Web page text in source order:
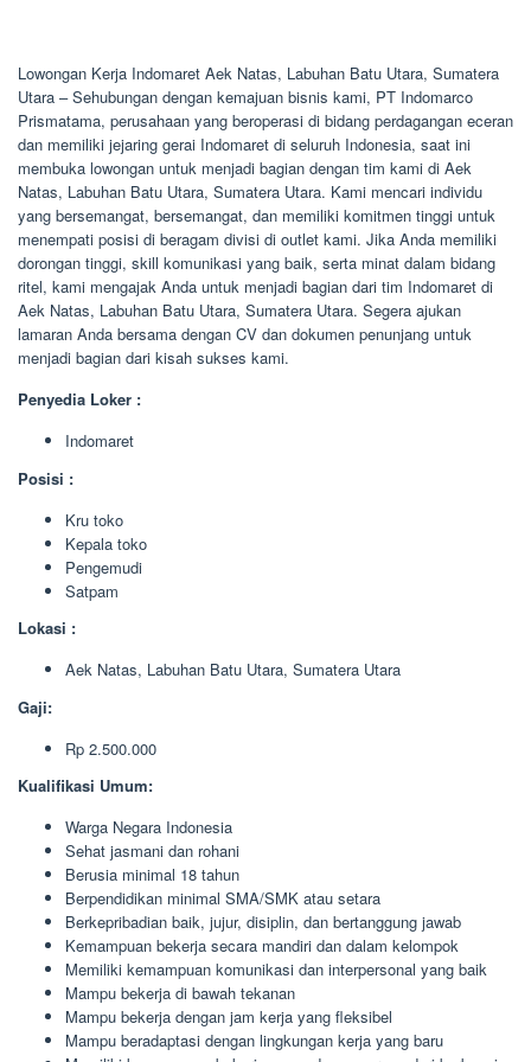
Lowongan Kerja Indomaret Aek Natas, Labuhan Batu Utara, Sumatera
Utara – Sehubungan dengan kemajuan bisnis kami, PT Indomarco
Prismatama, perusahaan yang beroperasi di bidang perdagangan eceran
dan memiliki jejaring gerai Indomaret di seluruh Indonesia, saat ini
membuka lowongan untuk menjadi bagian dengan tim kami di Aek
Natas, Labuhan Batu Utara, Sumatera Utara. Kami mencari individu
yang bersemangat, bersemangat, dan memiliki komitmen tinggi untuk
menempati posisi di beragam divisi di outlet kami. Jika Anda memiliki
dorongan tinggi, skill komunikasi yang baik, serta minat dalam bidang
ritel, kami mengajak Anda untuk menjadi bagian dari tim Indomaret di
Aek Natas, Labuhan Batu Utara, Sumatera Utara. Segera ajukan
lamaran Anda bersama dengan CV dan dokumen penunjang untuk
menjadi bagian dari kisah sukses kami.
Penyedia Loker :
Indomaret
Posisi :
Kru toko
Kepala toko
Pengemudi
Satpam
Lokasi :
Aek Natas, Labuhan Batu Utara, Sumatera Utara
Gaji:
Rp 2.500.000
Kualifikasi Umum:
Warga Negara Indonesia
Sehat jasmani dan rohani
Berusia minimal 18 tahun
Berpendidikan minimal SMA/SMK atau setara
Berkepribadian baik, jujur, disiplin, dan bertanggung jawab
Kemampuan bekerja secara mandiri dan dalam kelompok
Memiliki kemampuan komunikasi dan interpersonal yang baik
Mampu bekerja di bawah tekanan
Mampu bekerja dengan jam kerja yang fleksibel
Mampu beradaptasi dengan lingkungan kerja yang baru